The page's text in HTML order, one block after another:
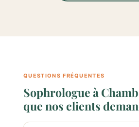
QUESTIONS FRÉQUENTES
Sophrologue à
que nos clients